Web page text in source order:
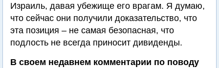
Израиль, давая убежище его врагам. Я думаю,
что сейчас они получили доказательство, что
эта позиция – не самая безопасная, что
подлость не всегда приносит дивиденды.
В своем недавнем комментарии по поводу